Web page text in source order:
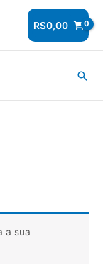
R$0,00
a sua